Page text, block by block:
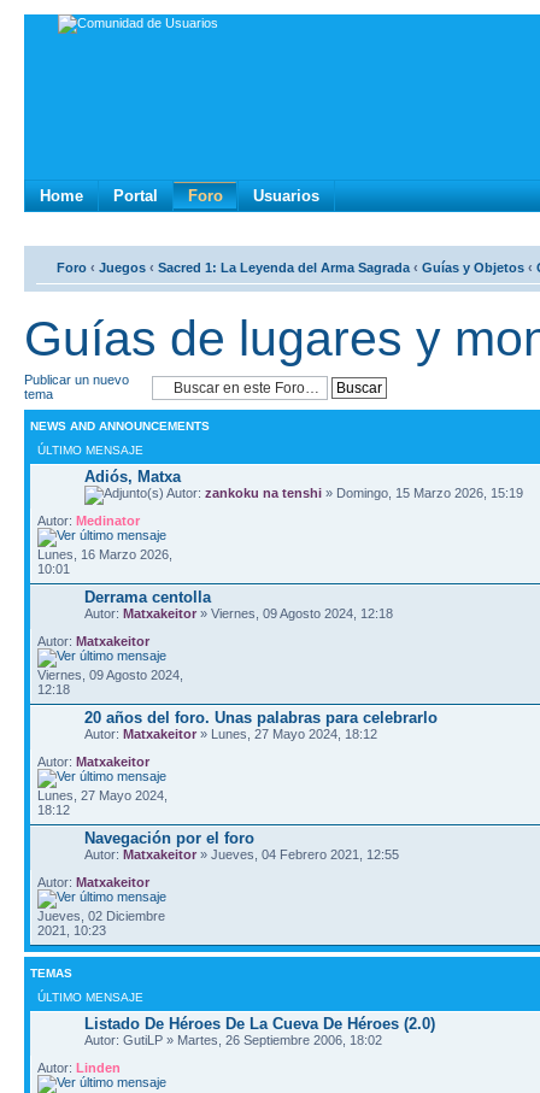
Home Portal Foro Usuarios
Foro ‹ Juegos ‹ Sacred 1: La Leyenda del Arma Sagrada ‹ Guí­as y Objetos ‹
Guí­as de lugares y
Publicar un nuevo
tema
NEWS AND ANNOUNCEMENTS
ÚLTIMO MENSAJE
Adiós, Matxa
Autor: zankoku na tenshi » Domingo, 15 Marzo 2026, 15:19
Autor: Medinator
Lunes, 16 Marzo 2026,
10:01
Derrama centolla
Autor: Matxakeitor » Viernes, 09 Agosto 2024, 12:18
Autor: Matxakeitor
Viernes, 09 Agosto 2024,
12:18
20 años del foro. Unas palabras para celebrarlo
Autor: Matxakeitor » Lunes, 27 Mayo 2024, 18:12
Autor: Matxakeitor
Lunes, 27 Mayo 2024,
18:12
Navegación por el foro
Autor: Matxakeitor » Jueves, 04 Febrero 2021, 12:55
Autor: Matxakeitor
Jueves, 02 Diciembre
2021, 10:23
TEMAS
ÚLTIMO MENSAJE
Listado De Héroes De La Cueva De Héroes (2.0)
Autor: GutiLP » Martes, 26 Septiembre 2006, 18:02
Autor: Linden